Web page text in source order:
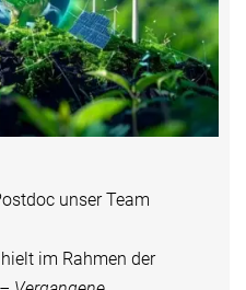
unser Team
im Rahmen der